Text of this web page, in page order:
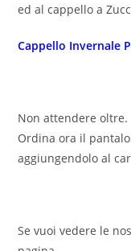
ed al cappello a
Cappello Invernale
Non attendere oltre.
Ordina ora il
aggiungendolo al
Se vuoi vedere le